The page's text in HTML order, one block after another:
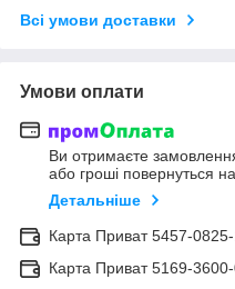
Всі умови доставки
Умови оплати
Ви отримаєте
або гроші повернуться
Детальніше
Карта Приват 5457-
Карта Приват 5169-